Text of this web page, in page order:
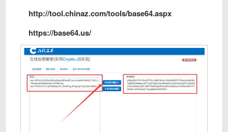
http://tool.chinaz.com/tools/base64.aspx
https://base64.us/